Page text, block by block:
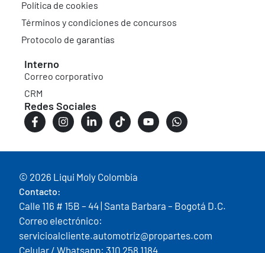
Política de cookies
Términos y condiciones de concursos
Protocolo de garantías
Interno
Correo corporativo
CRM
Redes Sociales
© 2026 Liqui Moly Colombia
Contacto:
Calle 116 # 15B – 44 | Santa Barbara – Bogotá D.C.
Correo electrónico:
servicioalcliente.automotriz@propartes.com
Celular / Whatsapp: 310 258 1184